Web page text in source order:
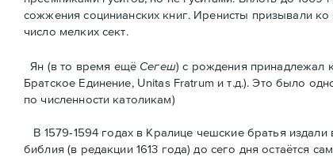
сожжения социнианских книг. Ирeнисты призывали
число мелких сект.
Ян (в то время ещё Сегеш) с рождения принадлежал
Братское Единение, Unitas Fratrum и т.д.). Это было
по численности католикам)
В 1579-1594 годах в Кралице чешские братья
библия (в редакции 1613 года) до сего дня остаётся